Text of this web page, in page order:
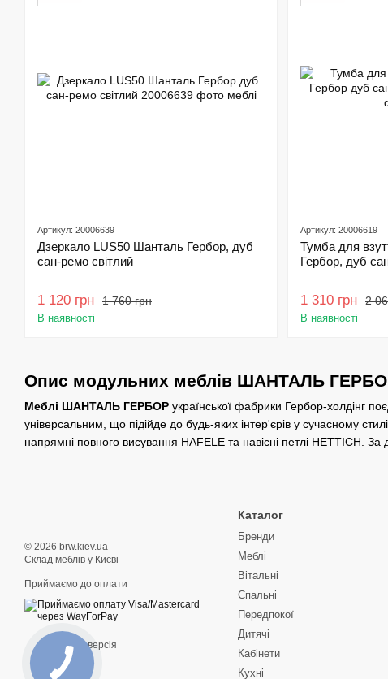
Опис модульних меблів ШАНТАЛЬ
Меблі ШАНТАЛЬ ГЕРБОР української фабрики Гербор-холдінг
універсальним, що підійде до будь-яких інтер'єрів у сучасному
напрямні повного висування HAFELE та навісні петлі HETTICH.
Артикул: 20006639
Дзеркало LUS50 Шанталь Гербор, дуб
сан-ремо світлий
1 760 грн
1 120 грн
В наявності
Артикул: 20006619
Тумба для
Гербор, дуб
2
1 310 грн
В наявності
© 2026 brw.kiev.ua
Склад меблів у Києві
Приймаємо до оплати
Мобільна версія
Каталог
Бренди
Меблі
Вітальні
Спальні
Передпокої
Дитячі
Кабінети
Кухні